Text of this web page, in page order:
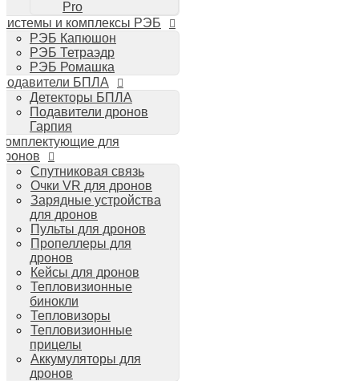
Компьютеры Mac
Аудиотехника
Стайлеры для волос Dyson
Пылесосы Dyson
Аудио и видео DJI
Ручные камеры
DJI Osmo Action 3
DJI Osmo Pocket 3
Стабилизаторы
DJI Osmo Mobile 6
DJI RS 3 Pro
Pro
и комплексы РЭБ
РЭБ Капюшон
РЭБ Тетраэдр
РЭБ Ромашка
БПЛА
Детекторы БПЛА
Подавители дронов
Гарпия
для
Спутниковая связь
Очки VR для дронов
Зарядные устройства
для дронов
Пульты для дронов
Пропеллеры для
дронов
Кейсы для дронов
Тепловизионные
бинокли
Тепловизоры
Тепловизионные
прицелы
Аккумуляторы для
дронов